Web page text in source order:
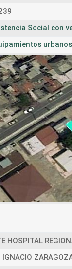
Social con
HOSPITAL
IGNACIO